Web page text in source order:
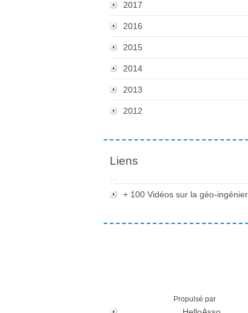
2017
2016
2015
2014
2013
2012
Liens
+ 100 Vidéos sur la géo-
Propulsé par